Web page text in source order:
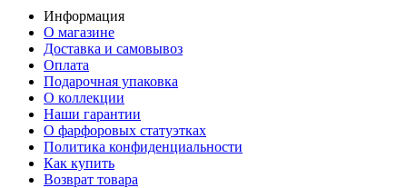
Информация
О магазине
Доставка и самовывоз
Оплата
Подарочная упаковка
О коллекции
Наши гарантии
О фарфоровых статуэтках
Политика конфиденциальности
Как купить
Возврат товара